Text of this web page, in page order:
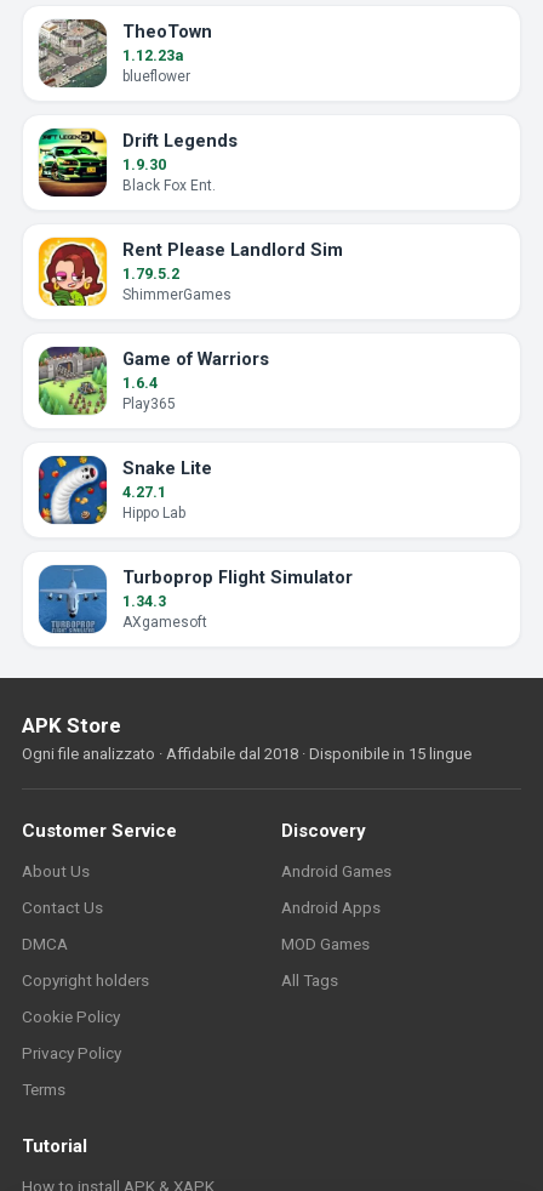
TheoTown
1.12.23a
blueflower
Drift Legends
1.9.30
Black Fox Ent.
Rent Please Landlord Sim
1.79.5.2
ShimmerGames
Game of Warriors
1.6.4
Play365
Snake Lite
4.27.1
Hippo Lab
Turboprop Flight Simulator
1.34.3
AXgamesoft
APK Store
Ogni file analizzato · Affidabile dal 2018 · Disponibile in 15 lingue
Customer Service
About Us
Contact Us
DMCA
Copyright holders
Cookie Policy
Privacy Policy
Terms
Discovery
Android Games
Android Apps
MOD Games
All Tags
Tutorial
How to install APK & XAPK